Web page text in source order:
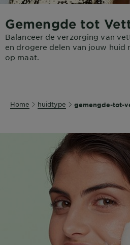
Gemengde tot
Balanceer de verzorging van
en drogere delen van jouw huid
op maat.
Home huidtype gemengde-tot-